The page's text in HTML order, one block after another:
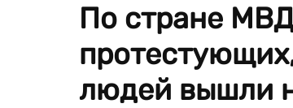
По стране
людей вышли